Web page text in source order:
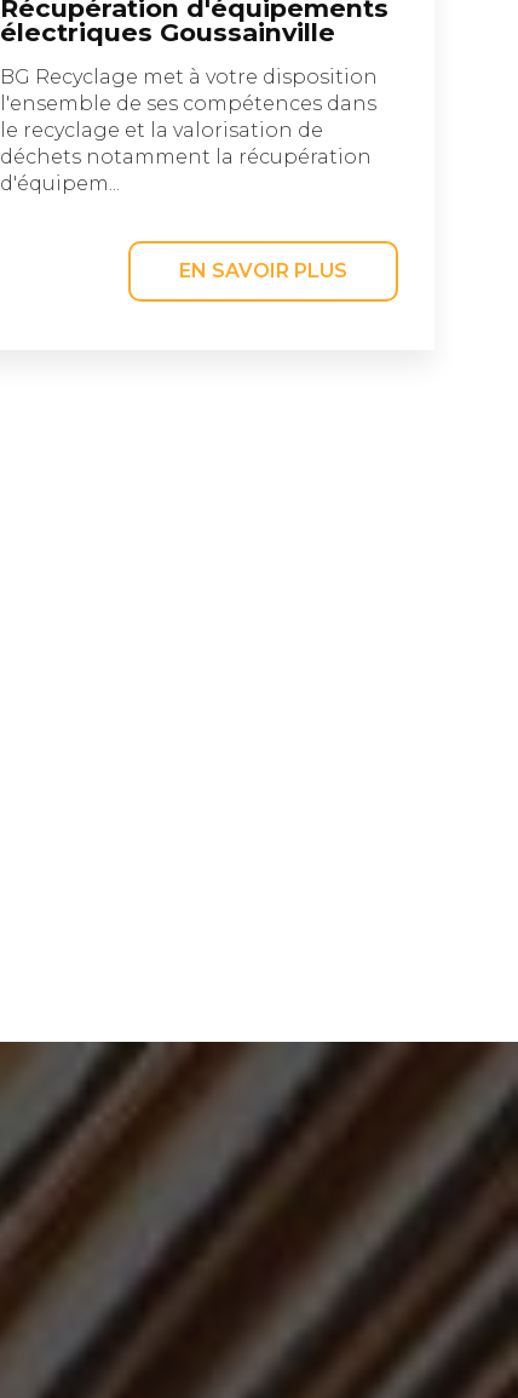
Récupération d'équipements
électriques Goussainville
BG Recyclage met à votre disposition
l'ensemble de ses compétences dans
le recyclage et la valorisation de
déchets notamment la récupération
d'équipem...
EN SAVOIR PLUS